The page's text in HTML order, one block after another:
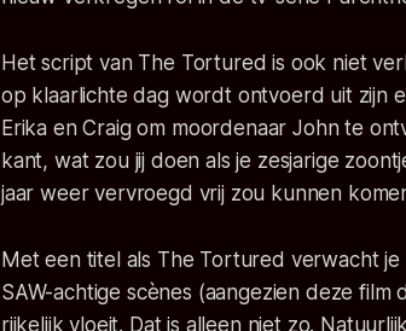
Het script van The Tortured is ook niet
op klaarlichte dag wordt ontvoerd uit zijn
Erika en Craig om moordenaar John te
kant, wat zou jij doen als je zesjarige
jaar weer vervroegd vrij zou kunnen
Met een titel als The Tortured verwacht
SAW-achtige scènes (aangezien deze
rijkelijk vloeit. Dat is alleen niet zo.